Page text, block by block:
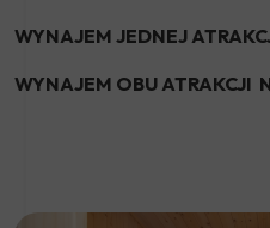
WYNAJEM JEDNEJ
WYNAJEM OBU ATRAKCJI